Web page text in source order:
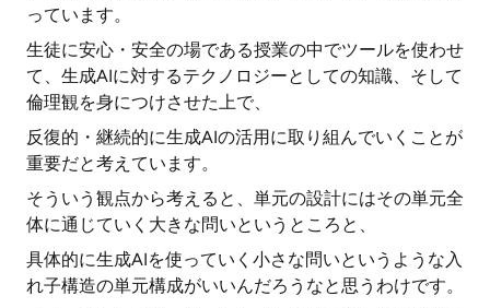
っています。
生徒に安心・安全の場である授業の中でツールを使わせ
て、生成AIに対するテクノロジーとしての知識、そして
倫理観を身につけさせた上で、
反復的・継続的に生成AIの活用に取り組んでいくことが
重要だと考えています。
そういう観点から考えると、単元の設計にはその単元全
体に通じていく大きな問いというところと、
具体的に生成AIを使っていく小さな問いというような入
れ子構造の単元構成がいいんだろうなと思うわけです。